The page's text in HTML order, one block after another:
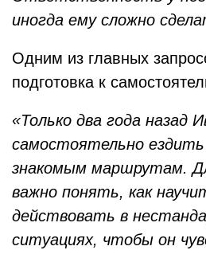
иногда ему сложно
Одним из главных
подготовка к
«Только два года назад
самостоятельно ездить
знакомым маршрутам.
важно понять, как
действовать в
ситуациях, чтобы он